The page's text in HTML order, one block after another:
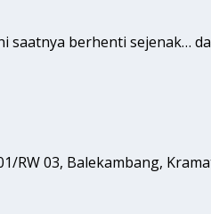
saatnya berhenti sejenak…
RW 03, Balekambang,